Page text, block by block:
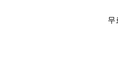
무